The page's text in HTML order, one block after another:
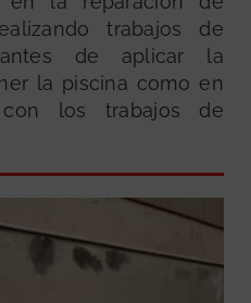
trabajos de
antes de aplicar la
la piscina como en
los trabajos de